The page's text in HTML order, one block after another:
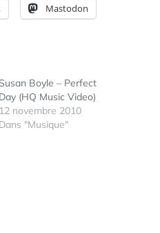
Mastodon
Susan Boyle – Perfect
Day (HQ Music Video)
12 novembre 2010
Dans "Musique"